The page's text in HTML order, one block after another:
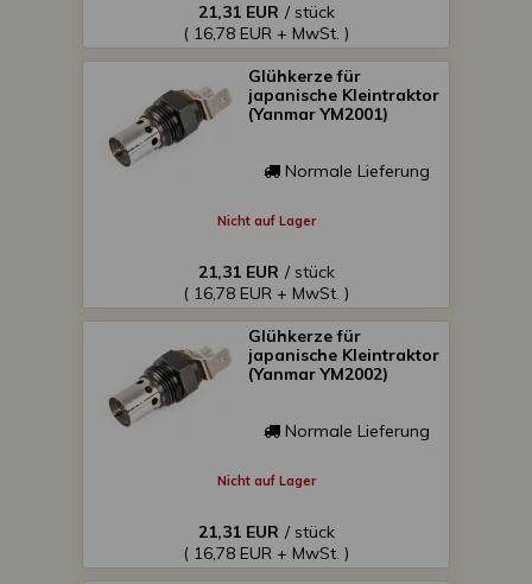
21,31 EUR / stück
( 16,78 EUR + MwSt. )
Glühkerze für
japanische Kleintraktor
(Yanmar YM2001)
Normale Lieferung
Nicht auf Lager
21,31 EUR / stück
( 16,78 EUR + MwSt. )
Glühkerze für
japanische Kleintraktor
(Yanmar YM2002)
Normale Lieferung
Nicht auf Lager
21,31 EUR / stück
( 16,78 EUR + MwSt. )